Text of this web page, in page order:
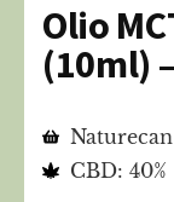
Olio
(10ml)
Naturecan
CBD: 40%